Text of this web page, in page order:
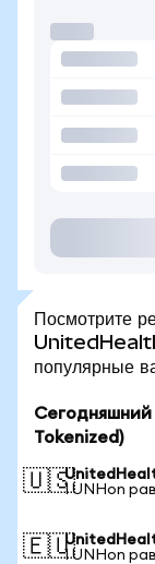
Посмотрите
популярные
Tokenized)
🇺🇸1 UNHon
🇪🇺1 UNHon